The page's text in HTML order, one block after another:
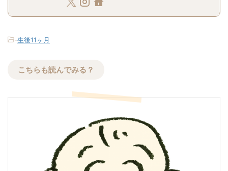
-生後11ヶ月
こちらも読んでみる？